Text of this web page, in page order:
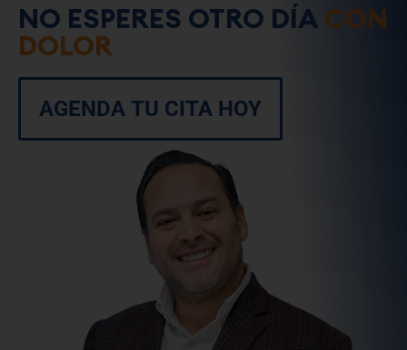
NO ESPERES OTRO DÍA CON
DOLOR
AGENDA TU CITA HOY